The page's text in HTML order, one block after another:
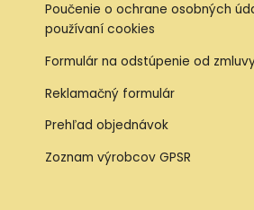
Poučenie o ochrane osobných
používaní cookies
Formulár na odstúpenie od
Reklamačný formulár
Prehľad objednávok
Zoznam výrobcov GPSR